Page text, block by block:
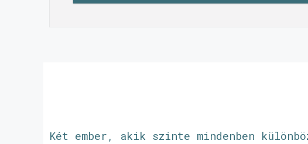
Két ember, akik szinte mindenben